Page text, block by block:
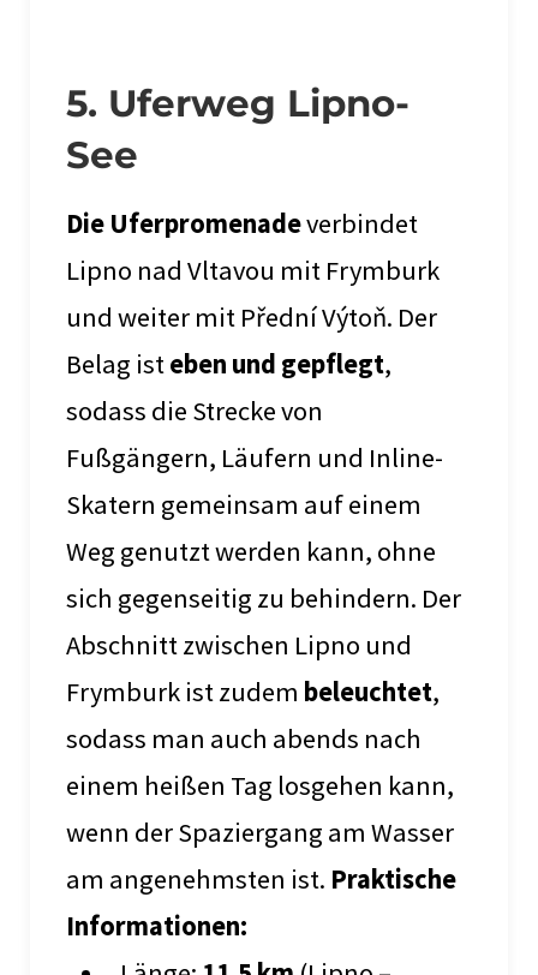
5. Uferweg Lipno-
See
Die Uferpromenadeverbindet
Lipno nad Vltavou mit Frymburk
und weiter mit Přední Výtoň. Der
Belag isteben und gepflegt,
sodass die Strecke von
Fußgängern, Läufern und Inline-
Skatern gemeinsam auf einem
Weg genutzt werden kann, ohne
sich gegenseitig zu behindern. Der
Abschnitt zwischen Lipno und
Frymburk ist zudem beleuchtet,
sodass man auch abends nach
einem heißen Tag losgehen kann,
wenn der Spaziergang am Wasser
am angenehmsten ist. Praktische
Informationen: